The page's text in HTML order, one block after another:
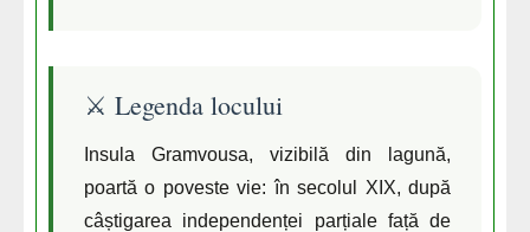
⚔️ Legenda locului
Insula Gramvousa, vizibilă din lagună,
poartă o poveste vie: în secolul XIX, după
câștigarea independenței parțiale față de